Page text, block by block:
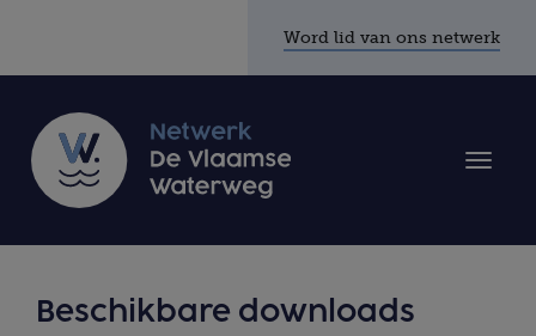
Word lid van ons netwerk
Toggle
Beschikbare downloads